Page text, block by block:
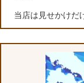
当店は見せかけだ